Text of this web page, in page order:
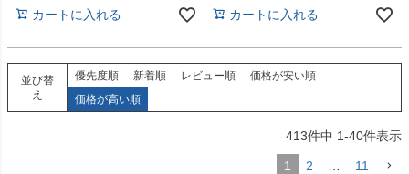
カートに入れる カートに入れる
並び替
え
優先度順 新着順 レビュー順
価格が安い順
価格が高い順
413件中 1-40件表示
1 2 11